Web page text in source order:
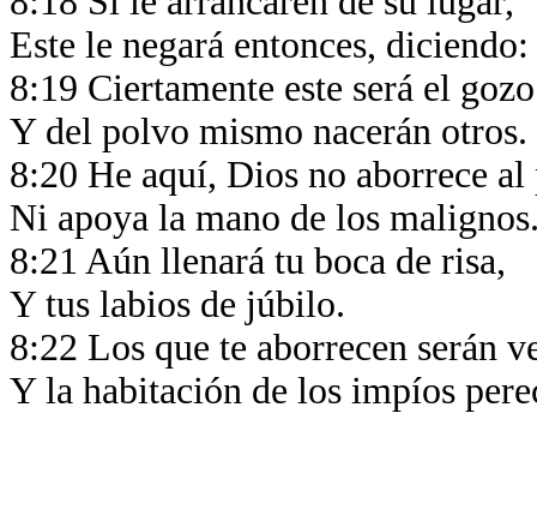
Este le negará entonces,
8:19 Ciertamente este será el
Y del polvo mismo nacerán otros.
8:20 He aquí, Dios no aborrece
Ni apoya la mano de los
8:21 Aún llenará tu boca de risa,
Y tus labios de júbilo.
8:22 Los que te aborrecen serán
Y la habitación de los impíos